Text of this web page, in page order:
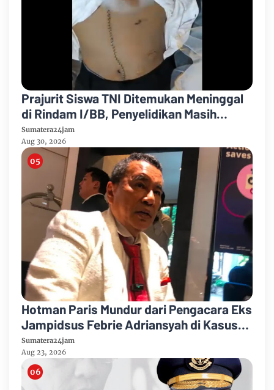
Prajurit Siswa TNI Ditemukan Meninggal
di Rindam I/BB, Penyelidikan Masih
Berlangsung
Sumatera24jam
Aug 30, 2026
Hotman Paris Mundur dari Pengacara Eks
Jampidsus Febrie Adriansyah di Kasus
Korupsi dan TPPU
Sumatera24jam
Aug 23, 2026